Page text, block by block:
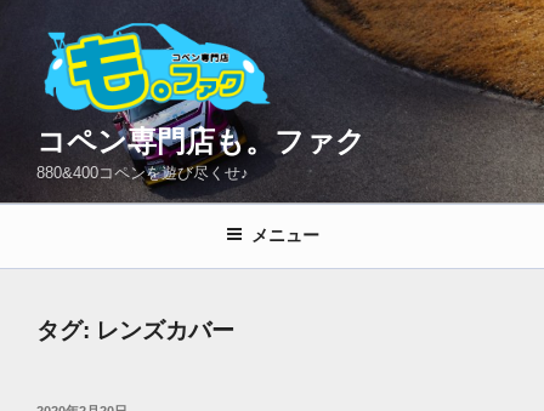
プ
コペン専門店も。ファク
880&400コペンを遊び尽くせ♪
メニュー
タグ: レンズカバー